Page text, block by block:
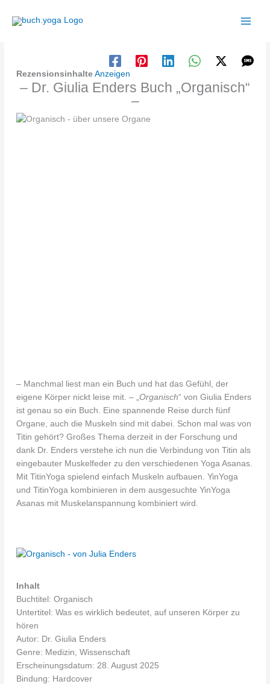
Inhalt
Rezensionsinhalte Anzeigen
– Dr. Giulia Enders Buch „Organisch“
–
– Manchmal liest man ein Buch und hat das Gefühl, der
eigene Körper nickt leise mit. – „Organisch“ von Giulia Enders
ist genau so ein Buch. Eine spannende Reise durch fünf
Organe, auch die Muskeln sind mit dabei. Schon mal was von
Titin gehört? Großes Thema derzeit in der Forschung und
dank Dr. Enders verstehe ich nun die Verbindung von Titin als
eingebauter Muskelfeder zu den verschiedenen Yoga Asanas.
Mit TitinYoga spielend einfach Muskeln aufbauen. YinYoga
und TitinYoga kombinieren in dem ausgesuchte YinYoga
Asanas mit Muskelanspannung kombiniert wird.
Inhalt
Buchtitel: Organisch
Untertitel: Was es wirklich bedeutet, auf unseren Körper zu
hören
Autor: Dr. Giulia Enders
Genre: Medizin, Wissenschaft
Erscheinungsdatum: 28. August 2025
Bindung: Hardcover